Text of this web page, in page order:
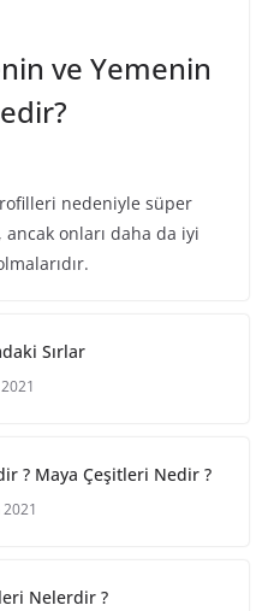
ve Yemenin
nedeniyle süper
onları daha da iyi
Sırlar
? Maya Çeşitleri Nedir ?
2021
Nelerdir ?